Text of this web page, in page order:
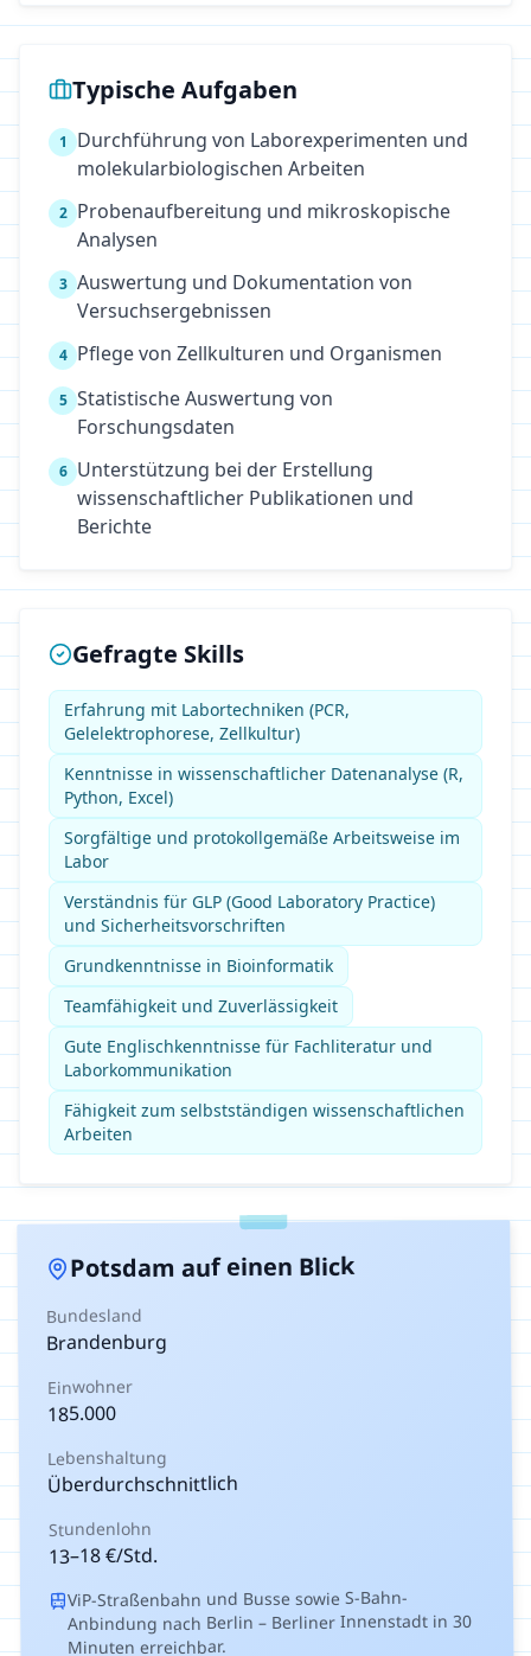
Typische Aufgaben
1
Durchführung von Laborexperimenten und
molekularbiologischen Arbeiten
2 Probenaufbereitung und mikroskopische
Analysen
3 Auswertung und Dokumentation von
Versuchsergebnissen
4 Pflege von Zellkulturen und Organismen
5 Statistische Auswertung von
Forschungsdaten
6 Unterstützung bei der Erstellung
wissenschaftlicher Publikationen und
Berichte
Gefragte Skills
Erfahrung mit Labortechniken (PCR,
Gelelektrophorese, Zellkultur)
Kenntnisse in wissenschaftlicher Datenanalyse (R,
Python, Excel)
Sorgfältige und protokollgemäße Arbeitsweise im
Labor
Verständnis für GLP (Good Laboratory Practice)
und Sicherheitsvorschriften
Grundkenntnisse in Bioinformatik
Teamfähigkeit und Zuverlässigkeit
Gute Englischkenntnisse für Fachliteratur und
Laborkommunikation
Fähigkeit zum selbstständigen wissenschaftlichen
Arbeiten
Potsdam auf einen Blick
Bundesland
Brandenburg
Einwohner
185.000
Lebenshaltung
Überdurchschnittlich
Stundenlohn
13–18€/Std.
ViP-Straßenbahn und Busse sowie S-Bahn-
Anbindung nach Berlin – Berliner Innenstadt in 30
Minuten erreichbar.